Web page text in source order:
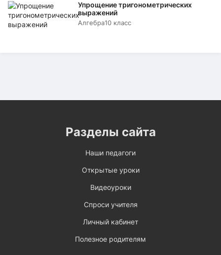
Упрощение тригонометрических
выражений
Алгебра10 класс
Разделы сайта
Наши педагоги
Открытые уроки
Видеоуроки
Спроси учителя
Личный кабинет
Полезное родителям